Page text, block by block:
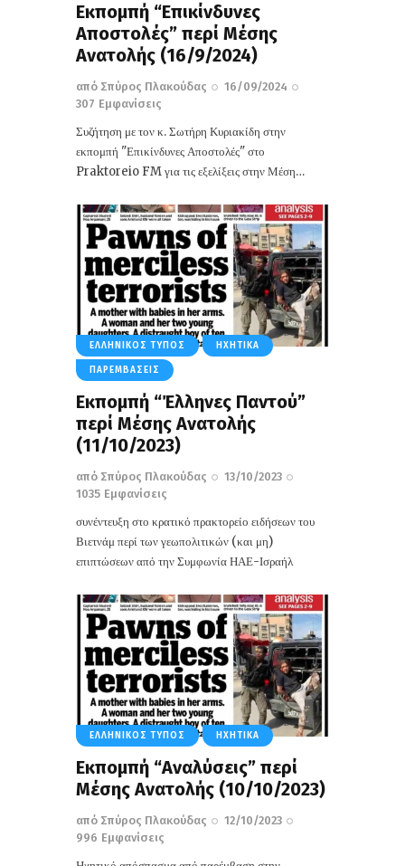
Εκπομπή “Επικίνδυνες
Αποστολές” περί Mέσης
Ανατολής (16/9/2024)
από Σπύρος Πλακούδας
16/09/2024
307 Εμφανίσεις
Συζήτηση με τον κ. Σωτήρη Κυριακίδη στην
εκπομπή "Επικίνδυνες Αποστολές" στο
Praktoreio FM για τις εξελίξεις στην Μέση…
ΕΛΛΗΝΙΚΌΣ ΤΎΠΟΣ ΗΧΗΤΙΚΆ
ΠΑΡΕΜΒΆΣΕΙΣ
Εκπομπή “Έλληνες Παντού”
περί Μέσης Ανατολής
(11/10/2023)
από Σπύρος Πλακούδας
13/10/2023
1035 Εμφανίσεις
συνέντευξη στο κρατικό πρακτορείο ειδήσεων του
Βιετνάμ περί των γεωπολιτικών (και μη)
επιπτώσεων από την Συμφωνία ΗΑΕ-Ισραήλ
ΕΛΛΗΝΙΚΌΣ ΤΎΠΟΣ ΗΧΗΤΙΚΆ
Εκπομπή “Αναλύσεις” περί
Μέσης Ανατολής (10/10/2023)
από Σπύρος Πλακούδας
12/10/2023
996 Εμφανίσεις